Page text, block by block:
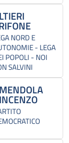
NORD E
- LEGA
POPOLI - NOI
SALVINI